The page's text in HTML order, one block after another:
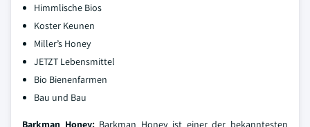
Himmlische Bios
Koster Keunen
Miller’s Honey
JETZT Lebensmittel
Bio Bienenfarmen
Bau und Bau
Barkman Honey: Barkman Honey ist einer der bekanntesten